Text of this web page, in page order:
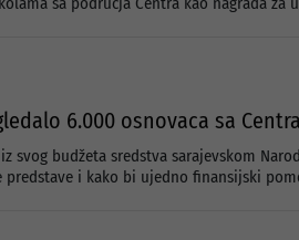
6.000 osnovaca sa Centra
svog budžeta sredstva sarajevskom
i kako bi ujedno finansijski